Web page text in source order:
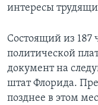
интересы
Состоящий из 187
политической
документ на
штат Флорида.
позднее в этом